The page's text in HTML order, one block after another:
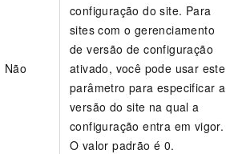
Não
configuração do site. Para
sites com o gerenciamento
de versão de configuração
ativado, você pode usar este
parâmetro para especificar a
versão do site na qual a
configuração entra em vigor.
O valor padrão é 0.